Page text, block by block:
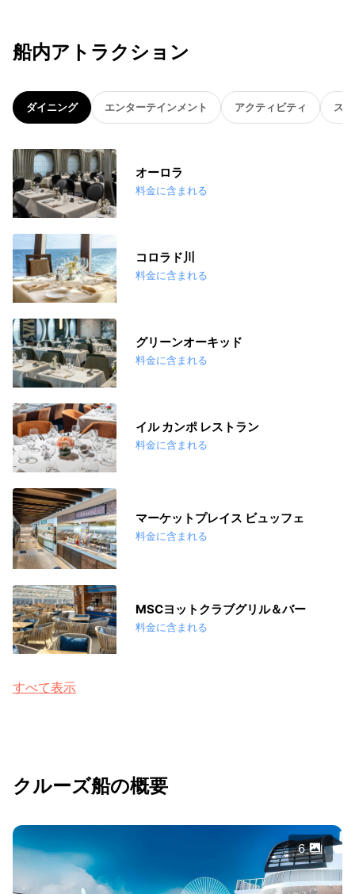
船内アトラクション
ダイニング エンターテインメント アクティビティ ス
オーロラ
料金に含まれる
コロラド川
料金に含まれる
グリーンオーキッド
料金に含まれる
イル カンポ レストラン
料金に含まれる
マーケットプレイス ビュッフェ
料金に含まれる
MSCヨットクラブグリル＆バー
料金に含まれる
すべて表示
クルーズ船の概要
6